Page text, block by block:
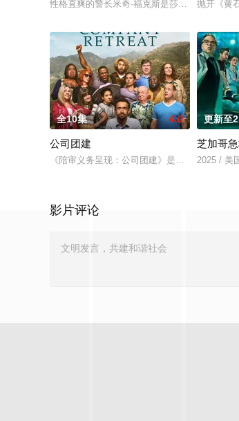
性格直爽的警长米奇·福克斯是莎伦·莱昂内（
抛开《黄
全10集 4.0
公司团建
《陪审义务呈现：公司团建》是一部纪录片风
更新至
芝加哥
2025 / 美
影片评论